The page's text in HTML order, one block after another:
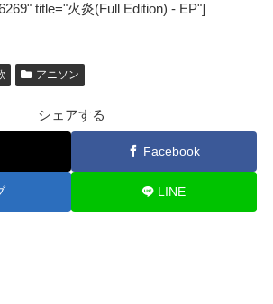
title="火炎(Full Edition) - EP"]
アニソン
シェアする
Facebook
LINE